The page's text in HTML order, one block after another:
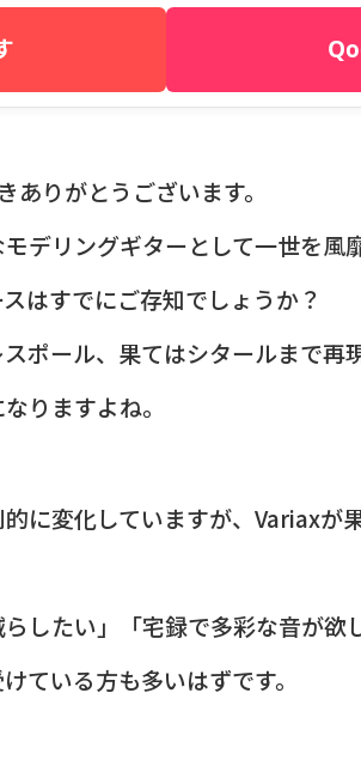
りがとうございます。
デリングギターとして一世を風
はすでにご存知でしょうか？
ポール、果てはシタールまで再
りますよね。
に変化していますが、Variaxが
したい」「宅録で多彩な音が欲
ている方も多いはずです。